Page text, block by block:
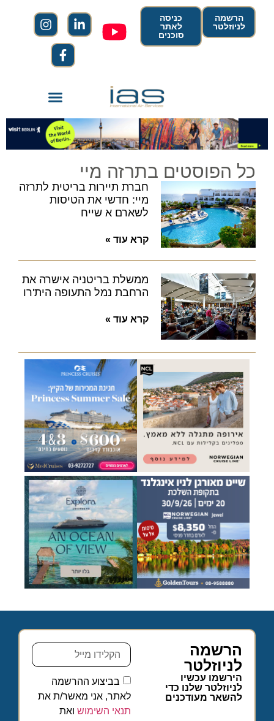
הרשמה
לניוזלטר
כניסה
לאתר
סוכנים
כל הפוסטים בתרזה מיי
חברת תיירות בריטית לתרזה
מיי: חדשי את הטיסות
לשארם א שייח
קרא עוד »
ממשלת בריטניה אישרה את
הרחבת נמל התעופה הית'רו
קרא עוד »
הרשמה
לניוזלטר
הירשמו עכשיו
לניוזלטר שלנו כדי
להשאר מעודכנים
בביצוע ההרשמה
לאתר, אני מאשר/ת את
תנאי השימוש ואת